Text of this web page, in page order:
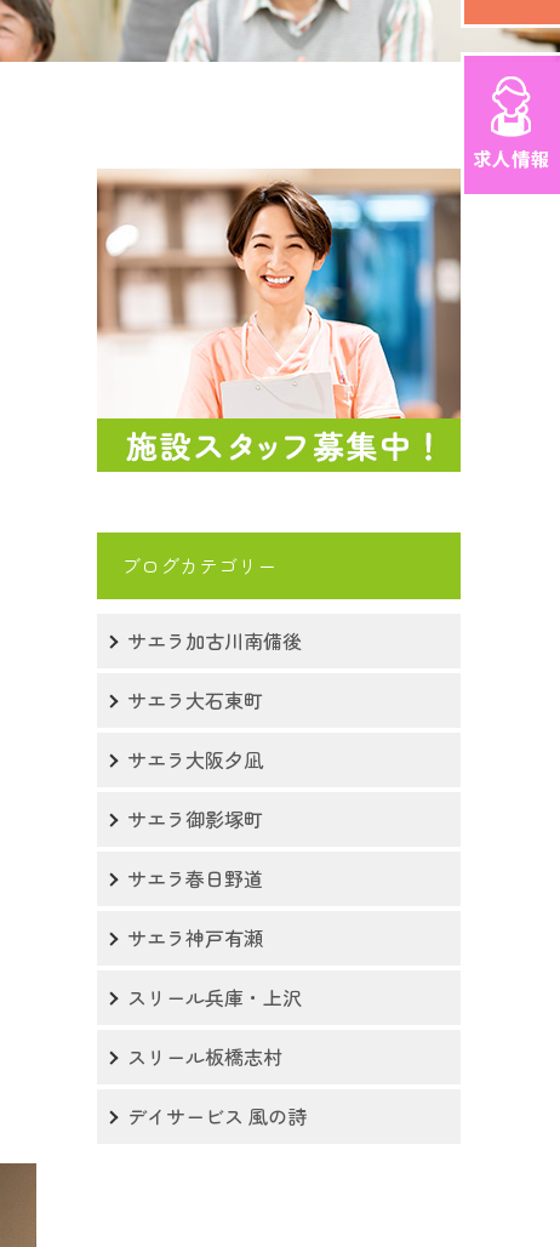
ブログカテゴリー
サエラ加古川南備後
サエラ大石東町
サエラ大阪夕凪
サエラ御影塚町
サエラ春日野道
サエラ神戸有瀬
スリール兵庫・上沢
スリール板橋志村
デイサービス 風の詩